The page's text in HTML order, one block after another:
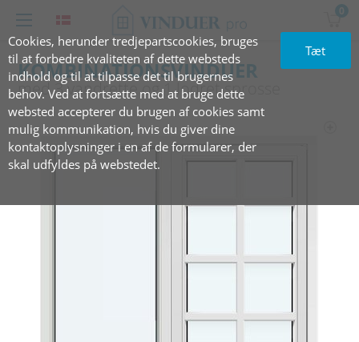
Cookies, herunder tredjepartscookies, bruges
til at forbedre kvaliteten af dette websteds
indhold og til at tilpasse det til brugernes
behov. Ved at fortsætte med at bruge dette
websted accepterer du brugen af cookies samt
mulig kommunikation, hvis du giver dine
kontaktoplysninger i en af de formularer, der
skal udfyldes på webstedet.
Tæt
0
KOMBINATIONSVINDUER
med 3 vandrette‏‏‎ ‎og 1 lodret sprosse